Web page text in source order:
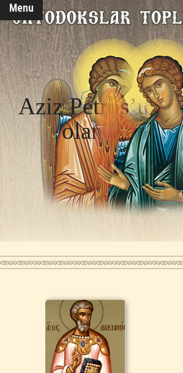
Menu
Aziz Petros’un
olan